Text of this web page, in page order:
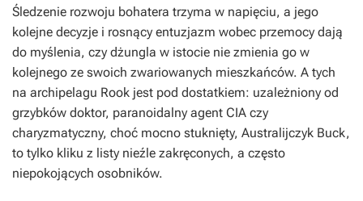
Śledzenie rozwoju bohatera trzyma w napięciu, a jego
kolejne decyzje i rosnący entuzjazm wobec przemocy dają
do myślenia, czy dżungla w istocie nie zmienia go w
kolejnego ze swoich zwariowanych mieszkańców. A tych
na archipelagu Rook jest pod dostatkiem: uzależniony od
grzybków doktor, paranoidalny agent CIA czy
charyzmatyczny, choć mocno stuknięty, Australijczyk Buck,
to tylko kliku z listy nieźle zakręconych, a często
niepokojących osobników.